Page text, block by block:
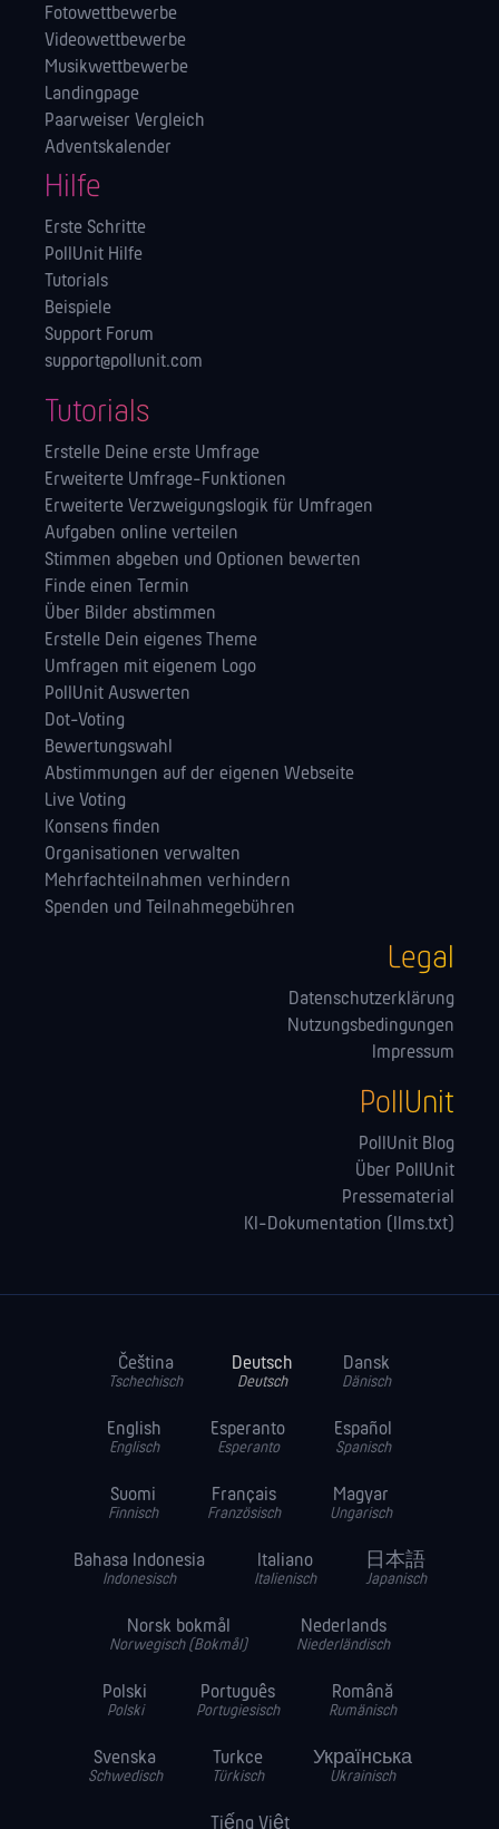
Fotowettbewerbe
Videowettbewerbe
Musikwettbewerbe
Landingpage
Paarweiser Vergleich
Adventskalender
Hilfe
Erste Schritte
PollUnit Hilfe
Tutorials
Beispiele
Support Forum
support@pollunit.com
Tutorials
Erstelle Deine erste Umfrage
Erweiterte Umfrage-Funktionen
Erweiterte Verzweigungslogik für Umfragen
Aufgaben online verteilen
Stimmen abgeben und Optionen bewerten
Finde einen Termin
Über Bilder abstimmen
Erstelle Dein eigenes Theme
Umfragen mit eigenem Logo
PollUnit Auswerten
Dot-Voting
Bewertungswahl
Abstimmungen auf der eigenen Webseite
Live Voting
Konsens finden
Orga­nisationen verwalten
Mehrfachteilnahmen verhindern
Spenden und Teilnahmegebühren
Legal
Datenschutzerklärung
Nutzungsbedingungen
Impressum
PollUnit
PollUnit Blog
Über PollUnit
Pressematerial
KI-Dokumentation (llms.txt)
Čeština
Tschechisch
Deutsch
Deutsch
Dansk
Dänisch
English
Englisch
Esperanto
Esperanto
Español
Spanisch
Suomi
Finnisch
Français
Französisch
Magyar
Ungarisch
Bahasa Indonesia
Indonesisch
Italiano
Italienisch
日本語
Japanisch
Norsk bokmål
Norwegisch (Bokmål)
Nederlands
Niederländisch
Polski
Polski
Português
Portugiesisch
Română
Rumänisch
Svenska
Schwedisch
Turkce
Türkisch
Українська
Ukrainisch
Tiếng Việt